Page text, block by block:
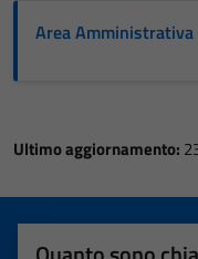
Area Amministrativa
Ultimo aggiornamento: